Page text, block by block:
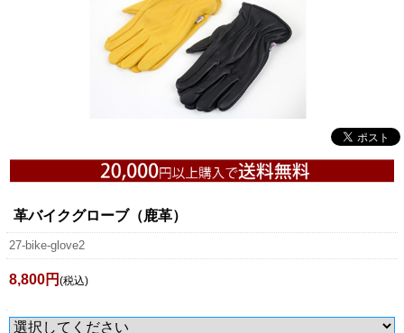
革バイクグローブ（鹿革）
27-bike-glove2
8,800円 (税込)